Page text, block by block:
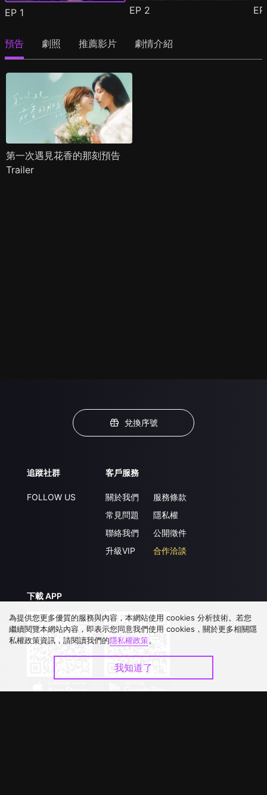
EP 1 EP 2
預告 劇照 推薦影片 劇情介紹
第一次遇見花香的那刻預告
Trailer
兌換序號
追蹤社群
FOLLOW US
客戶服務
關於我們
常見問題
聯絡我們
升級VIP
服務條款
隱私權
公開徵件
合作洽談
下載 APP
為提供您更多優質的服務與內容，本網站使用 cookies 分析技術。若您
繼續閱覽本網站內容，即表示您同意我們使用 cookies，關於更多相關隱
私權政策資訊，請閱讀我們的隱私權政策。
我知道了